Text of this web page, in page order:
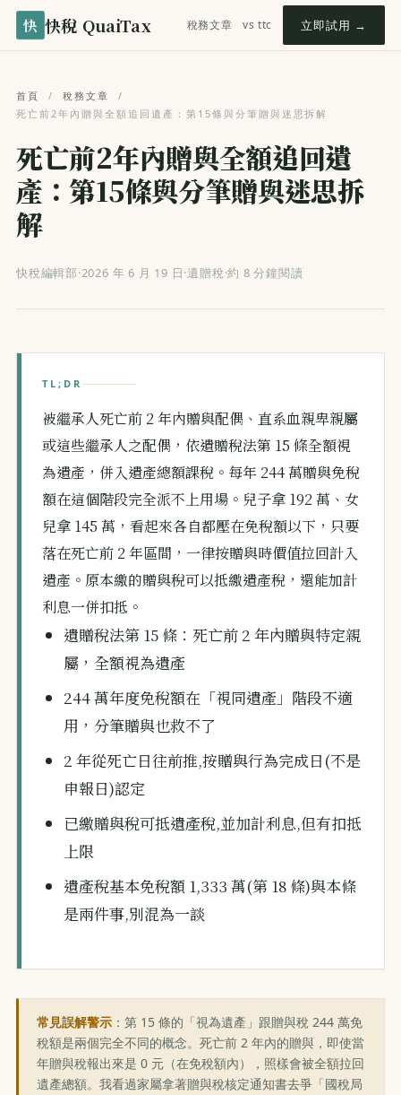
快 快稅 QuaiTax 稅務文章 vs ttc 立即試用 →
首頁 / 稅務文章
/
死亡前2年內贈與全額追回遺產：第15條與分筆贈與迷思拆解
死亡前2年內贈與全額追回遺
產：第15條與分筆贈與迷思拆
解
快稅編輯部·2026 年 6 月 19 日·遺贈稅·約 8 分鐘閱讀
TL;DR
被繼承人死亡前 2 年內贈與配偶、直系血親卑親屬
或這些繼承人之配偶，依遺贈稅法第 15 條全額視
為遺產，併入遺產總額課稅。每年 244 萬贈與免稅
額在這個階段完全派不上用場。兒子拿 192 萬、女
兒拿 145 萬，看起來各自都壓在免稅額以下，只要
落在死亡前 2 年區間，一律按贈與時價值拉回計入
遺產。原本繳的贈與稅可以抵繳遺產稅，還能加計
利息一併扣抵。
遺贈稅法第 15 條：死亡前 2 年內贈與特定親
屬，全額視為遺產
244 萬年度免稅額在「視同遺產」階段不適
用，分筆贈與也救不了
2 年從死亡日往前推,按贈與行為完成日(不是
申報日)認定
已繳贈與稅可抵遺產稅,並加計利息,但有扣抵
上限
遺產稅基本免稅額 1,333 萬(第 18 條)與本條
是兩件事,別混為一談
常見誤解警示 ：第 15 條的「視為遺產」跟贈與稅 244 萬免
稅額是兩個完全不同的概念。死亡前 2 年內的贈與，即使當
年贈與稅報出來是 0 元（在免稅額內），照樣會被全額拉回
遺產總額。我看過家屬拿著贈與稅核定通知書去爭「國稅局